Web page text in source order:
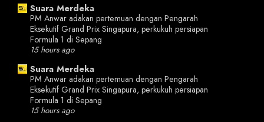
Suara Merdeka
PM Anwar adakan pertemuan dengan Pengarah
Eksekutif Grand Prix Singapura, perkukuh persiapan
Formula 1 di Sepang
15 hours ago
Suara Merdeka
PM Anwar adakan pertemuan dengan Pengarah
Eksekutif Grand Prix Singapura, perkukuh persiapan
Formula 1 di Sepang
15 hours ago